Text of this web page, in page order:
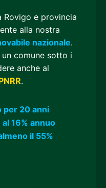
e provincia
alla nostra
nazionale.
comune sotto i
anche al
.
per 20 anni
16% annuo
il 55%